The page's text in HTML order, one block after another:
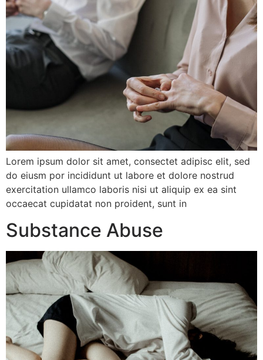
Lorem ipsum dolor sit amet, consectet adipisc elit, sed
do eiusm por incididunt ut labore et dolore nostrud
exercitation ullamco laboris nisi ut aliquip ex ea sint
occaecat cupidatat non proident, sunt in
Substance Abuse